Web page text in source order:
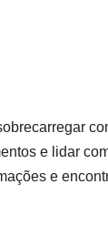
e lidar
e